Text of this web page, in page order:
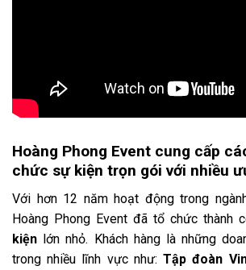
Hoàng Phong Event cung cấp
chức sự kiện trọn gói với nhiều
Với hơn 12 năm hoạt động trong
Hoàng Phong Event đã tổ chức thành
kiện lớn nhỏ. Khách hàng là những
trong nhiều lĩnh vực như:Tập đoàn